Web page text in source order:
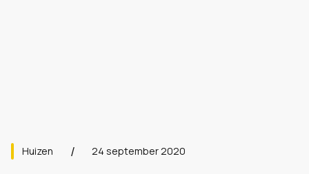
Huizen 24 september 2020